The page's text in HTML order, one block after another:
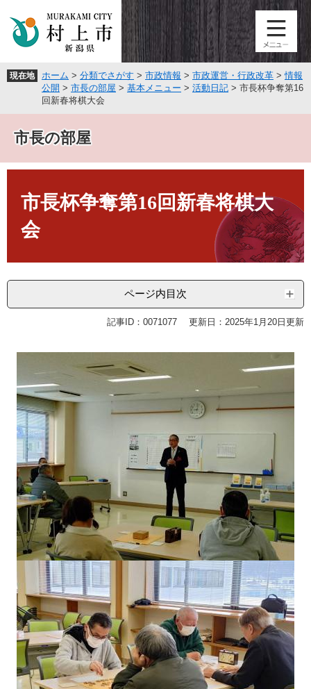
頭
飛
へ
現在地 ホーム > 分類でさがす > 市政情報 > 市政運営・行政改革 >情報
公開 > 市長の部屋 > 基本メニュー > 活動日記 > 市長杯争奪第16
回新春将棋大会
市長の部屋
市長杯争奪第16回新春将棋大
会
ページ内目次
記事ID：0071077 更新日：2025年1月20日更新